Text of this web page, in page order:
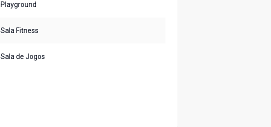
Playground
Sala Fitness
Sala de Jogos